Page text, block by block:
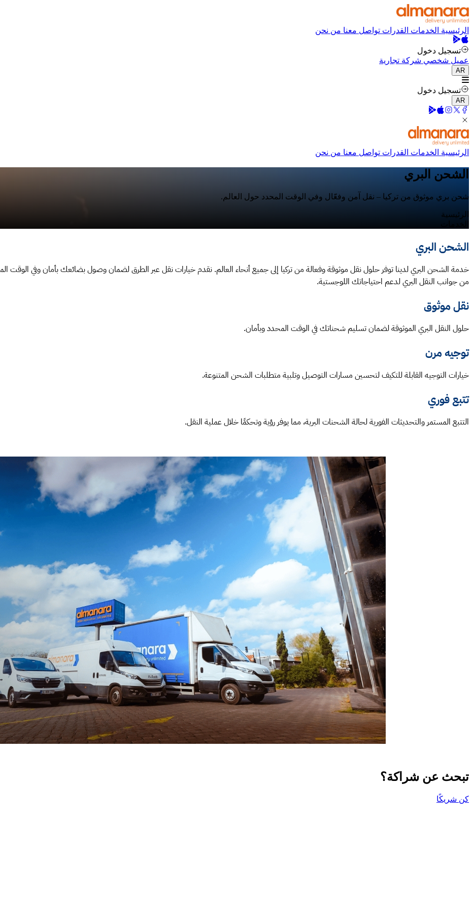
الرئيسية الخدمات القدرات تواصل معنا من نحن
تسجيل دخول
عميل شخصي شركة تجارية
AR
تسجيل دخول
AR
الرئيسية الخدمات القدرات تواصل معنا من نحن
الشحن البري
شحن بري موثوق من تركيا – نقل آمن وفعّال وفي الوقت المحدد حول العالم.
الرئيسية
الخدمات
الشحن البري
خدمة الشحن البري لدينا توفر حلول نقل موثوقة وفعالة من تركيا إلى جميع أنحاء العالم. نقدم خيارات نقل عبر الطرق لضمان وصول بضائعك بأمان وفي الوقت
من جوانب النقل البري لدعم احتياجاتك اللوجستية.
نقل موثوق
حلول النقل البري الموثوقة لضمان تسليم شحناتك في الوقت المحدد وبأمان.
توجيه مرن
خيارات التوجيه القابلة للتكيف لتحسين مسارات التوصيل وتلبية متطلبات الشحن المتنوعة.
تتبع فوري
التتبع المستمر والتحديثات الفورية لحالة الشحنات البرية، مما يوفر رؤية وتحكمًا خلال عملية النقل.
تبحث عن شراكة؟
كن شريكًا